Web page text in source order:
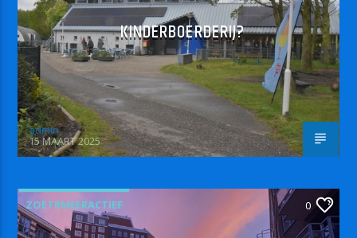
KINDERBOERDERIJ?
admin
15 MAART 2025
ZOETRMEERACTIEF 0